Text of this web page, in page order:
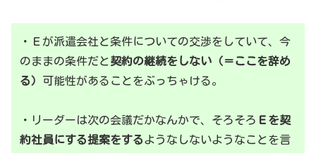
・Ｅが派遣会社と条件についての交渉をしていて、今
のままの条件だと契約の継続をしない（＝ここを辞め
る） 可能性があることをぶっちゃける。
・リーダーは次の会議だかなんかで、そろそろ Ｅを契
約社員にする提案をするようなしないようなことを言